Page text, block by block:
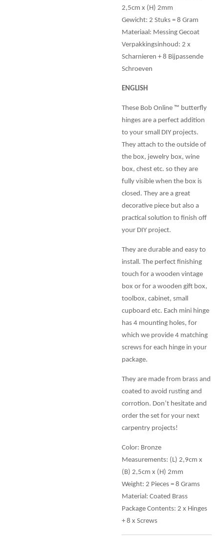
2,5cm x (H) 2mm
Gewicht: 2 Stuks = 8 Gram
Materiaal: Messing Gecoat
Verpakkingsinhoud: 2 x
Scharnieren + 8 Bijpassende
Schroeven
ENGLISH
These Bob Online ™ butterfly
hinges are a perfect addition
to your small DIY projects.
They attach to the outside of
the box, jewelry box, wine
box, chest etc. so they are
fully visible when the box is
closed. They are a great
decorative piece but also a
practical solution to finish off
your DIY project.
They are durable and easy to
install. The perfect finishing
touch for a wooden vintage
box or for a wooden gift box,
toolbox, cabinet, small
cupboard etc. Each mini hinge
has 4 mounting holes, for
which we provide 4 matching
screws for each hinge in your
package.
They are made from brass and
coated to avoid rusting and
corrotion. Don’t hesitate and
order the set for your next
carpentry projects!
Color: Bronze
Measurements: (L) 2,9cm x
(B) 2,5cm x (H) 2mm
Weight: 2 Pieces = 8 Grams
Material: Coated Brass
Package Contents: 2 x Hinges
+ 8 x Screws